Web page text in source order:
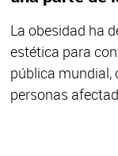
La obesidad ha
estética para
pública mundial,
personas